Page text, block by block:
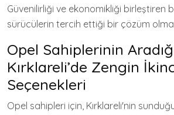
Güvenilirliği ve ekonomikliği birleştiren
sürücülerin tercih ettiği bir çözüm
Opel Sahiplerinin
Kırklareli’de Zengin
Seçenekleri
Opel sahipleri için, Kırklareli'nin